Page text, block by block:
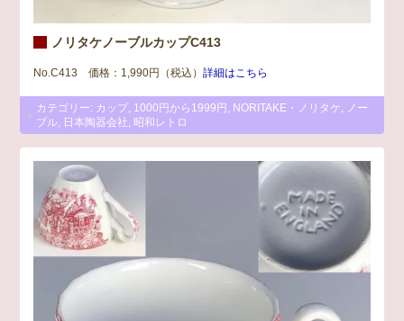
ノリタケノーブルカップC413
No.C413 価格：1,990円（税込）詳細はこちら
カテゴリー: カップ 1000円から1999円 NORITAKE・ノリタケ
ノー
ブル
日本陶器会社 昭和レトロ